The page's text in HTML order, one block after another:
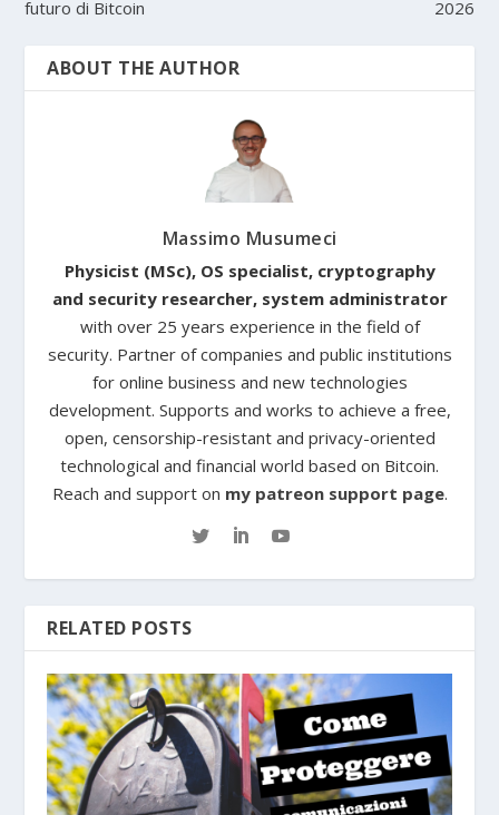
futuro di Bitcoin 2026
ABOUT THE AUTHOR
Massimo Musumeci
Physicist (MSc), OS specialist, cryptography
and security researcher, system administrator
with over 25 years experience in the field of
security. Partner of companies and public institutions
for online business and new technologies
development. Supports and works to achieve a free,
open, censorship-resistant and privacy-oriented
technological and financial world based on Bitcoin.
Reach and support on my patreon support page.
RELATED POSTS